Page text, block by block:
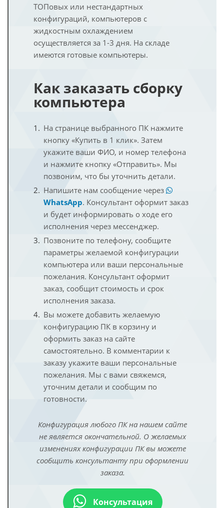
ТОПовых или нестандартных
конфигураций, компьютеров с
жидкостным охлаждением
осуществляется за 1-3 дня. На складе
имеются готовые компьютеры.
Как заказать сборку
компьютера
На странице выбранного ПК нажмите
кнопку «Купить в 1 клик». Затем
укажите ваши ФИО, и номер телефона
и нажмите кнопку «Отправить». Мы
позвоним, что бы уточнить детали.
Напишите нам сообщение через
WhatsApp. Консультант оформит заказ
и будет информировать о ходе его
исполнения через мессенджер.
Позвоните по телефону, сообщите
параметры желаемой конфигурации
компьютера или ваши персональные
пожелания. Консультант оформит
заказ, сообщит стоимость и срок
исполнения заказа.
Вы можете добавить желаемую
конфигурацию ПК в корзину и
оформить заказ на сайте
самостоятельно. В комментарии к
заказу укажите ваши персональные
пожелания. Мы с вами свяжемся,
уточним детали и сообщим по
готовности.
Конфигурация любого ПК на нашем сайте
не является окончательной. О желаемых
изменениях конфигурации ПК вы можете
сообщить консультанту при оформлении
заказа.
Консультация